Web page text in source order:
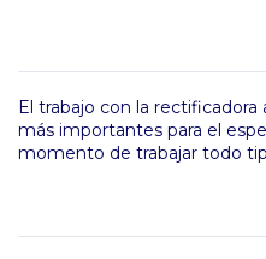
El trabajo con la
más importantes para el
momento de trabajar todo